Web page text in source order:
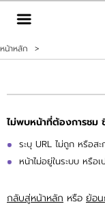
เข้าสู่ระบบ
ทรัพย์สิน
หน้าหลัก >
ไม่พบหน้าที่ต้องการชม
ระบุ URL ไม่ถูก หรือส
หน้าไม่อยู่ในระบบ หรือ
กลับสู่หน้าหลัก หรือ ย้อ